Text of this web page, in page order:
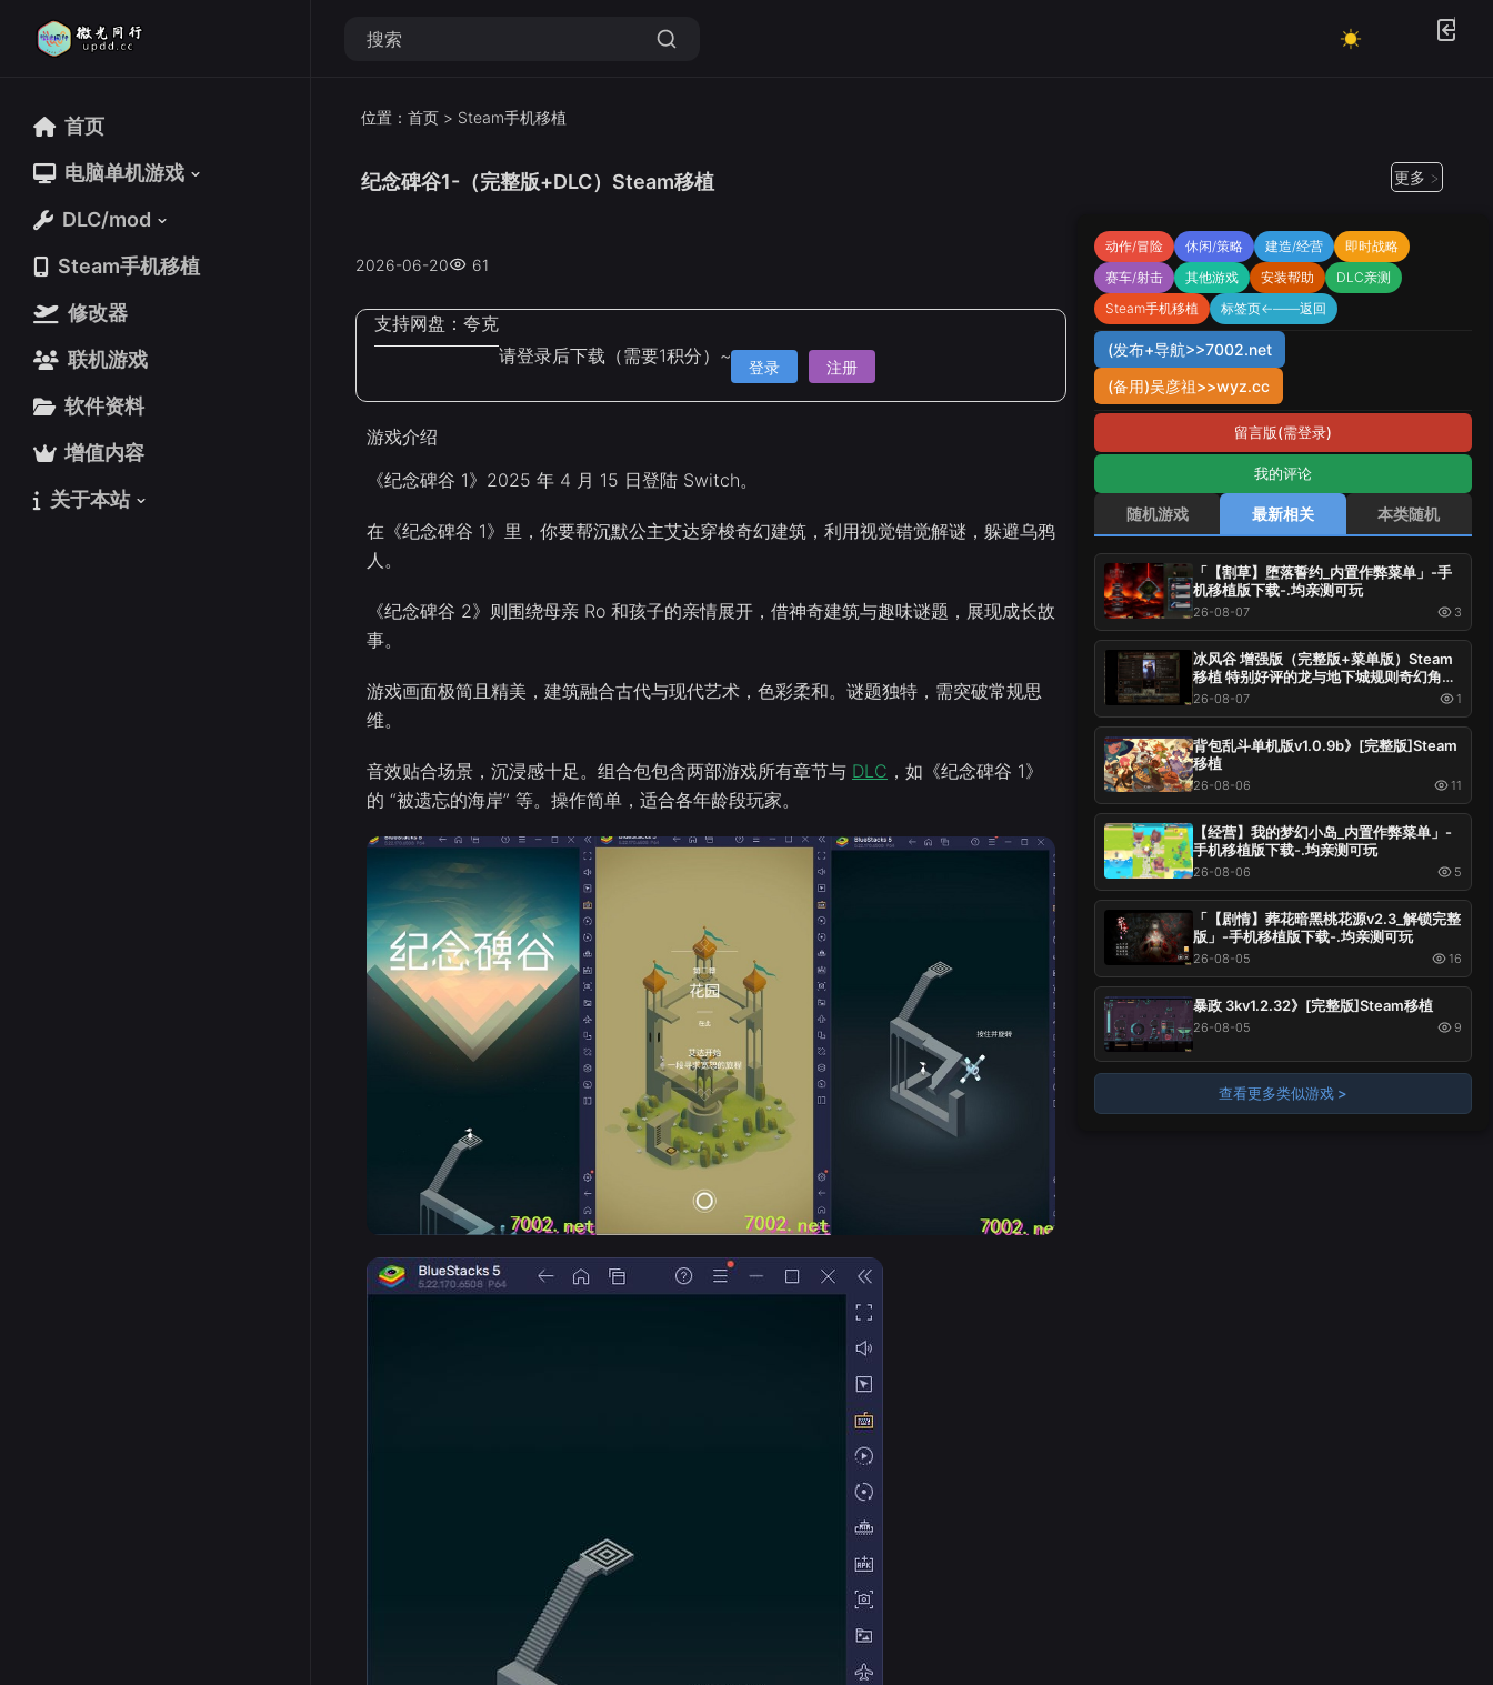
首页
电脑单机游戏
DLC/mod
Steam手机移植
修改器
联机游戏
软件资料
增值内容
关于本站
首页
电脑单机游戏
DLC/mod
Steam手机移植
修改器
联机游戏
软件资料
增值内容
关于本站
位置： 首页 > Steam手机移植
纪念碑谷1-（完整版+DLC）Steam移植 更多 >
2026-06-20 61
支持网盘： 夸克
请登录后下载（需要1积分）~
登录 注册
游戏介绍
《纪念碑谷 1》2025 年 4 月 15 日登陆 Switch。
在《纪念碑谷 1》里，你要帮沉默公主艾达穿梭奇幻建筑，利用视觉错觉解谜，躲避乌鸦
人。
《纪念碑谷 2》则围绕母亲 Ro 和孩子的亲情展开，借神奇建筑与趣味谜题，展现成长故
事。
游戏画面极简且精美，建筑融合古代与现代艺术，色彩柔和。谜题独特，需突破常规思
维。
音效贴合场景，沉浸感十足。组合包包含两部游戏所有章节与 DLC ，如《纪念碑谷 1》
的 “被遗忘的海岸” 等。操作简单，适合各年龄段玩家。
动作/冒险 休闲/策略 建造/经营
即时战略
赛车/射击
其他游戏 安装帮助
DLC亲测
Steam手机移植
标签页←——返回
(发布+导航>>7002.net
(备用)吴彦祖>>wyz.cc
留言版(需登录)
我的评论
随机游戏 最新相关 本类随机
「【割草】堕落誓约_内置作弊菜单」-手
机移植版下载-.均亲测可玩
26-08-07 3
冰风谷 增强版（完整版+菜单版）Steam
移植 特别好评的龙与地下城规则奇幻角色
扮演游戏！
26-08-07 1
背包乱斗单机版v1.0.9b》[完整版]Steam
移植
26-08-06 11
【经营】我的梦幻小岛_内置作弊菜单」-
手机移植版下载-.均亲测可玩
26-08-06 5
「【剧情】葬花暗黑桃花源v2.3_解锁完整
版」-手机移植版下载-.均亲测可玩
26-08-05 16
暴政 3kv1.2.32》[完整版]Steam移植
26-08-05 9
查看更多类似游戏 >